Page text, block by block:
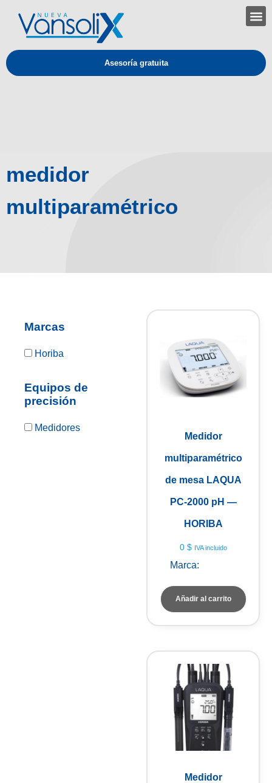
Asesoría gratuita
medidor
multiparamétrico
Marcas
Horiba
Equipos de
precisión
Medidores
Medidor
multiparamétrico
de mesa LAQUA
PC-2000 pH —
HORIBA
0 $ IVA incluido
Marca:
Añadir al carrito
Medidor